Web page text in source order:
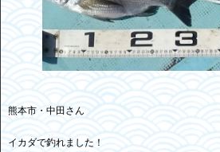
熊本市・中田さん
イカダで釣れました！